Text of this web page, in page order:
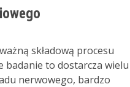
składową procesu
badanie to dostarcza wielu
nerwowego, bardzo